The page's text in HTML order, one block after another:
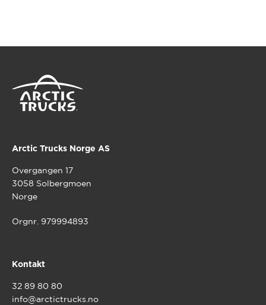
Arctic Trucks Norge AS
Overgangen 17
3058 Solbergmoen
Norge
Orgnr. 979994893
Kontakt
32 89 80 80
info@arctictrucks.no